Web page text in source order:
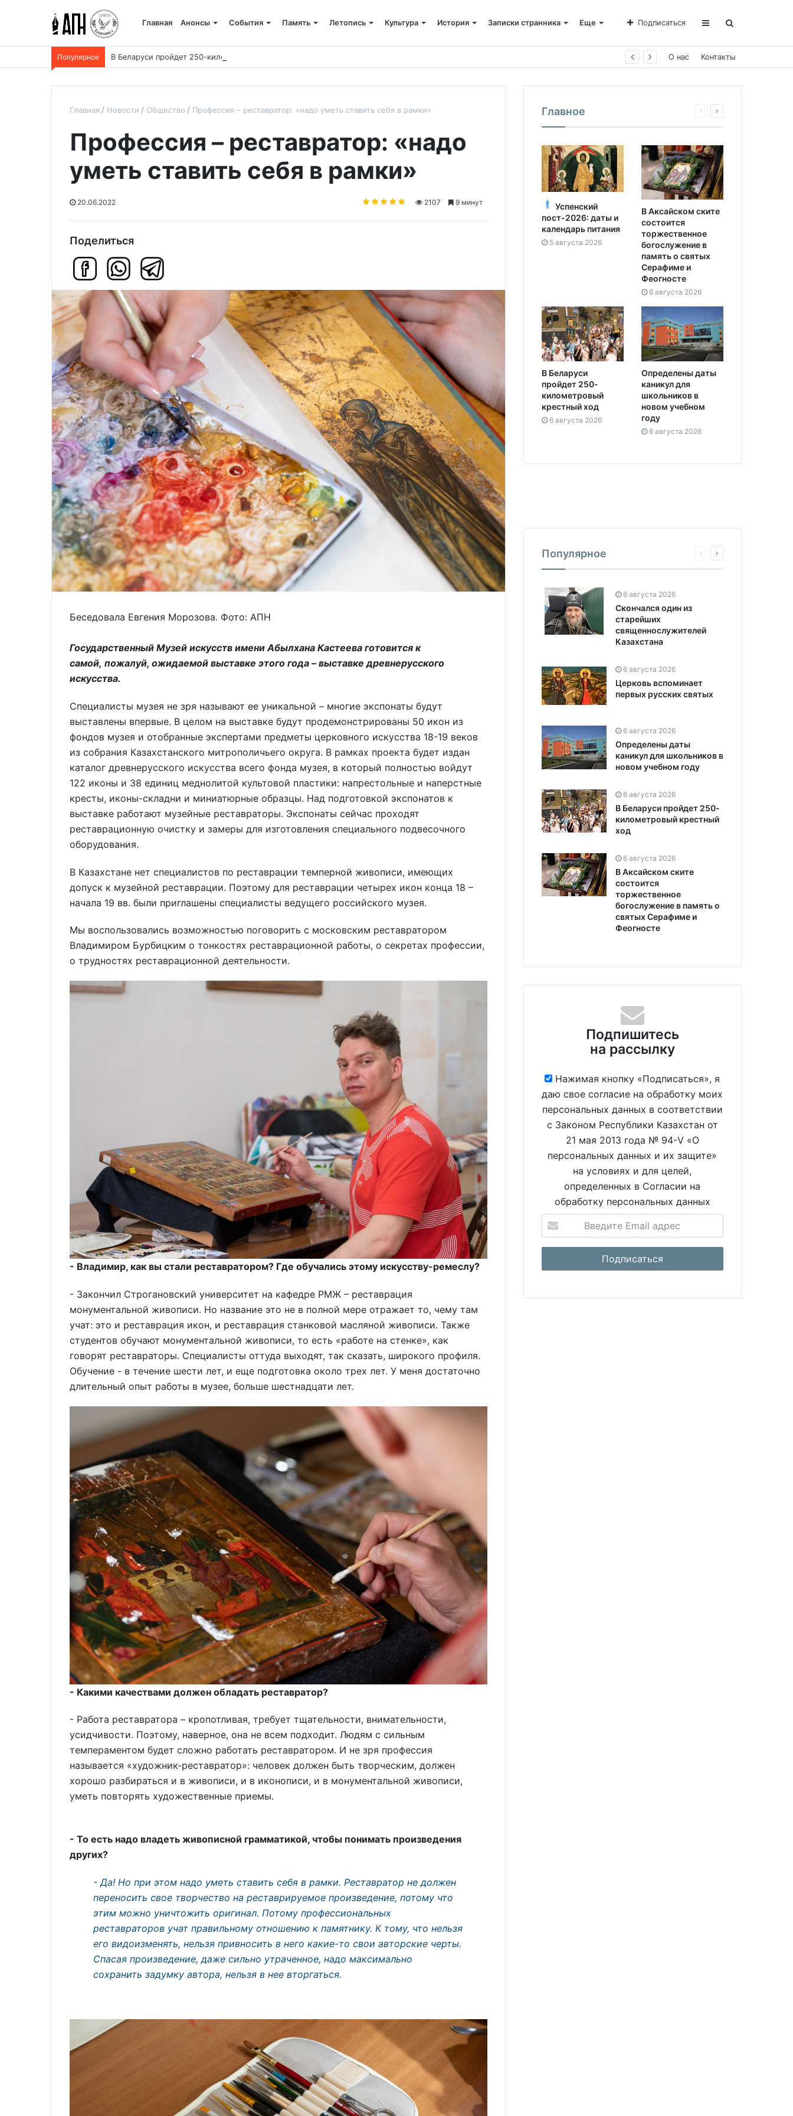
Главная Анонсы События Память Летопись Культура История Записки странника Еще Подписаться
Популярное В Беларуси пройдет 250-километровый крестный ход О нас Контакты
Главная Новости Общество Профессия – реставратор: «надо уметь ставить себя в рамки»
Профессия – реставратор: «надо
уметь ставить себя в рамки»
20.06.2022 2107 9 минут
Поделиться
Беседовала Евгения Морозова. Фото: АПН
Государственный Музей искусств имени Абылхана Кастеева готовится к
самой, пожалуй, ожидаемой выставке этого года – выставке древнерусского
искусства.
Специалисты музея не зря называют ее уникальной – многие экспонаты будут
выставлены впервые. В целом на выставке будут продемонстрированы 50 икон из
фондов музея и отобранные экспертами предметы церковного искусства 18-19 веков
из собрания Казахстанского митрополичьего округа. В рамках проекта будет издан
каталог древнерусского искусства всего фонда музея, в который полностью войдут
122 иконы и 38 единиц меднолитой культовой пластики: напрестольные и наперстные
кресты, иконы-складни и миниатюрные образцы. Над подготовкой экспонатов к
выставке работают музейные реставраторы. Экспонаты сейчас проходят
реставрационную очистку и замеры для изготовления специального подвесочного
оборудования.
В Казахстане нет специалистов по реставрации темперной живописи, имеющих
допуск к музейной реставрации. Поэтому для реставрации четырех икон конца 18 –
начала 19 вв. были приглашены специалисты ведущего российского музея.
Мы воспользовались возможностью поговорить с московским реставратором
Владимиром Бурбицким о тонкостях реставрационной работы, о секретах профессии,
о трудностях реставрационной деятельности.
- Владимир, как вы стали реставратором? Где обучались этому искусству-ремеслу?
- Закончил Строгановский университет на кафедре РМЖ – реставрация
монументальной живописи. Но название это не в полной мере отражает то, чему там
учат: это и реставрация икон, и реставрация станковой масляной живописи. Также
студентов обучают монументальной живописи, то есть «работе на стенке», как
говорят реставраторы. Специалисты оттуда выходят, так сказать, широкого профиля.
Обучение - в течение шести лет, и еще подготовка около трех лет. У меня достаточно
длительный опыт работы в музее, больше шестнадцати лет.
- Какими качествами должен обладать реставратор?
- Работа реставратора – кропотливая, требует тщательности, внимательности,
усидчивости. Поэтому, наверное, она не всем подходит. Людям с сильным
темпераментом будет сложно работать реставратором. И не зря профессия
называется «художник-реставратор»: человек должен быть творческим, должен
хорошо разбираться и в живописи, и в иконописи, и в монументальной живописи,
уметь повторять художественные приемы.
- То есть надо владеть живописной грамматикой, чтобы понимать произведения
других?
- Да! Но при этом надо уметь ставить себя в рамки. Реставратор не должен
переносить свое творчество на реставрируемое произведение, потому что
этим можно уничтожить оригинал. Потому профессиональных
реставраторов учат правильному отношению к памятнику. К тому, что нельзя
его видоизменять, нельзя привносить в него какие-то свои авторские черты.
Спасая произведение, даже сильно утраченное, надо максимально
сохранить задумку автора, нельзя в нее вторгаться.
Главное
Успенский
пост-2026: даты и
календарь питания
5 августа 2026
В Аксайском ските
состоится
торжественное
богослужение в
память о святых
Серафиме и
Феогносте
6 августа 2026
В Беларуси
пройдет 250-
километровый
крестный ход
6 августа 2026
Определены даты
каникул для
школьников в
новом учебном
году
6 августа 2026
Популярное
6 августа 2026
Скончался один из
старейших
священнослужителей
Казахстана
6 августа 2026
Церковь вспоминает
первых русских святых
6 августа 2026
Определены даты
каникул для школьников в
новом учебном году
6 августа 2026
В Беларуси пройдет 250-
километровый крестный
ход
6 августа 2026
В Аксайском ските
состоится
торжественное
богослужение в память о
святых Серафиме и
Феогносте
Подпишитесь
на рассылку
Нажимая кнопку «Подписаться», я
даю свое согласие на обработку моих
персональных данных в соответствии
с Законом Республики Казахстан от
21 мая 2013 года № 94-V «О
персональных данных и их защите»
на условиях и для целей,
определенных в Согласии на
обработку персональных данных